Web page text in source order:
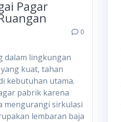
Pagar
0
dalam lingkungan
kuat, tahan
kebutuhan utama.
pabrik karena
mengurangi sirkulasi
lembaran baja